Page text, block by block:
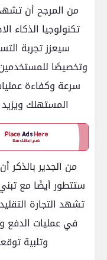
من المرجح أن
تكنولوجيا الذكاء
سيعزز تجربة
وتخصيصًا
سرعة وكفاءة
المستهلك ويزيد
من الجدير بالذكر
ستتطور أيضًا مع
تشهد التجارة
في عمليات الدفع
وتلبية